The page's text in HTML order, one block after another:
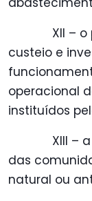
XII –
custeio e
operacional
instituídos
XIII –
das
natural ou